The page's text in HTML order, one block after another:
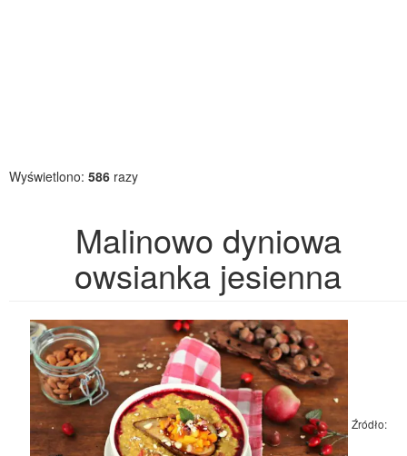
Wyświetlono: 586 razy
Malinowo dyniowa
owsianka jesienna
Źródło: